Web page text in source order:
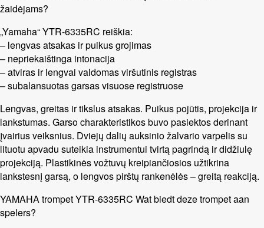
žaidėjams?
„Yamaha“ YTR-6335RC reiškia:
– lengvas atsakas ir puikus grojimas
– nepriekaištinga intonacija
– atviras ir lengvai valdomas viršutinis registras
– subalansuotas garsas visuose registruose
Lengvas, greitas ir tikslus atsakas. Puikus pojūtis, projekcija ir
lankstumas. Garso charakteristikos buvo pasiektos derinant
įvairius veiksnius. Dviejų dalių auksinio žalvario varpelis su
lituotu apvadu suteikia instrumentui tvirtą pagrindą ir didžiulę
projekciją. Plastikinės vožtuvų kreipiančiosios užtikrina
lankstesnį garsą, o lengvos pirštų rankenėlės – greitą reakciją.
YAMAHA trompet YTR-6335RC Wat biedt deze trompet aan
spelers?